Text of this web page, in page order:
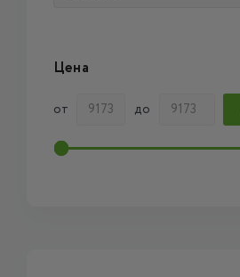
Цена
от до